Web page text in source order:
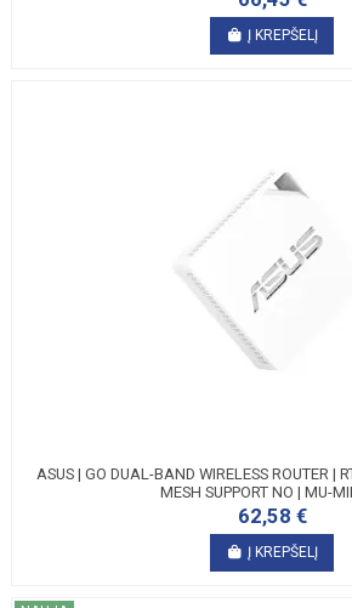
Į KREPŠELĮ
ASUS | GO DUAL-BAND WIRELESS ROUTER |
MESH SUPPORT NO | MU-
62,58 €
Į KREPŠELĮ